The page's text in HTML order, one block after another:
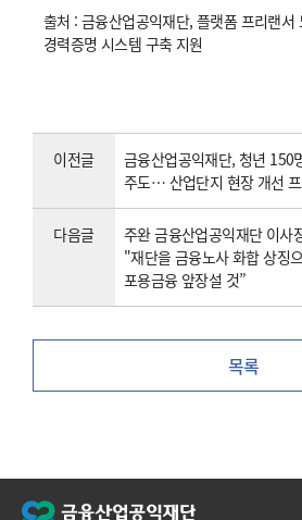
출처 : 금융산업공익재단, 플랫폼 프리랜서
경력증명 시스템 구축 지원
이전글
금융산업공익재단, 청년 150
주도… 산업단지 현장 개선
다음글
주완 금융산업공익재단 이사
"재단을 금융노사 화합 상징
포용금융 앞장설 것”
목록